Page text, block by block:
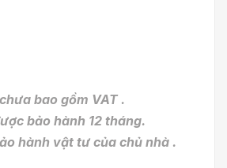
bao gồm VAT .
hành 12 tháng.
vật tư của chủ nhà .